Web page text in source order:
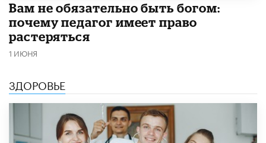
​Вам не обязательно быть богом:
почему педагог имеет право
растеряться
1 ИЮНЯ
ЗДОРОВЬЕ